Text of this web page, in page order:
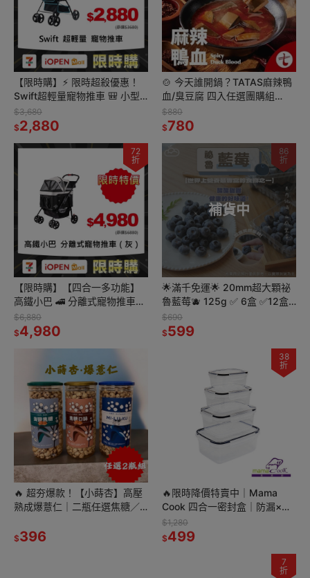
【限時購】⚡ 限時超殺優惠！
Swift超輕量寵物推車 🎒 小型
犬貓專用，輕盈舒適，快搶！
$3,680
$2,880
🍲 今天誰開鍋？TATAS麻辣鴨
血/臭豆腐 四入任選團購組
(500g/包)｜即食包、常溫也能
秒上桌！
$880
$780
72
折
【限時購】【四合一多功能】
高鐵小巴 🚄 分離式寵物推車
（灰） 🐶🐱 超值特惠，搶購
中！
$6,880
$4,980
補貨中
86
折
🌟滿千免運🌟 20mm超大顆祕
魯藍莓🫐 125g ✅ 6盒 ✅12盒
任選組合
$690
$599
🔥 超夯爆款！【小蒔杏】高壓
熟成爆薏仁｜二瓶任選焦糖／
$396
38
折
🔥限時降價特賣中｜Mama
Cook 四合一密封盒｜防漏×可
微波×超好收！
$1,280
$499
7
折